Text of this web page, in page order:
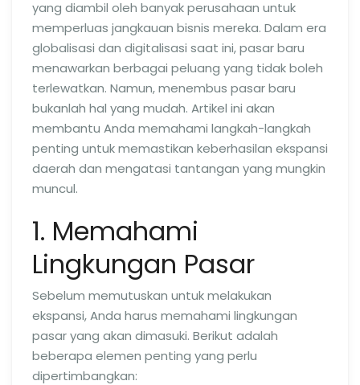
yang diambil oleh banyak perusahaan untuk
memperluas jangkauan bisnis mereka. Dalam era
globalisasi dan digitalisasi saat ini, pasar baru
menawarkan berbagai peluang yang tidak boleh
terlewatkan. Namun, menembus pasar baru
bukanlah hal yang mudah. Artikel ini akan
membantu Anda memahami langkah-langkah
penting untuk memastikan keberhasilan ekspansi
daerah dan mengatasi tantangan yang mungkin
muncul.
1. Memahami
Lingkungan Pasar
Sebelum memutuskan untuk melakukan
ekspansi, Anda harus memahami lingkungan
pasar yang akan dimasuki. Berikut adalah
beberapa elemen penting yang perlu
dipertimbangkan: